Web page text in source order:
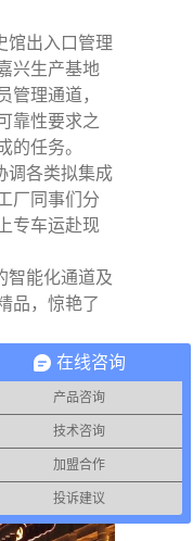
馆出入口管理
兴生产基地
理通道，
靠性要求之
的任务。
调各类拟集成
厂同事们分
专车运赴现
智能化通道及
品，惊艳了
以万计的爱
时，饱含适
，用实力和
在线咨询
产品咨询
技术咨询
加盟合作
投诉建议